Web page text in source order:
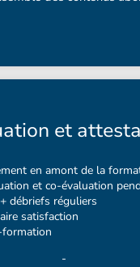
et
en amont de la
et co-évaluation
débriefs réguliers
satisfaction
-